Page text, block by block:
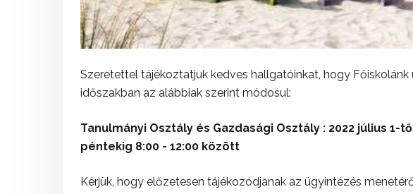
Szeretettel tájékoztatjuk kedves hallgatóinkat, hogy Főiskolánk
időszakban az alábbiak szerint módosul:
Tanulmányi Osztály és Gazdasági Osztály : 2022 július 1-
péntekig 8:00 - 12:00 között
Kérjük, hogy előzetesen tájékozódjanak az ügyintézés